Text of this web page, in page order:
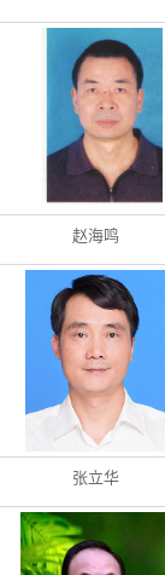
赵海鸣
张立华